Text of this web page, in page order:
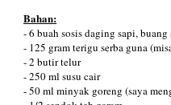
Bahan:
- 6 buah sosis daging sapi,
- 125 gram terigu serba guna
- 2 butir telur
- 250 ml susu cair
- 50 ml minyak goreng (saya